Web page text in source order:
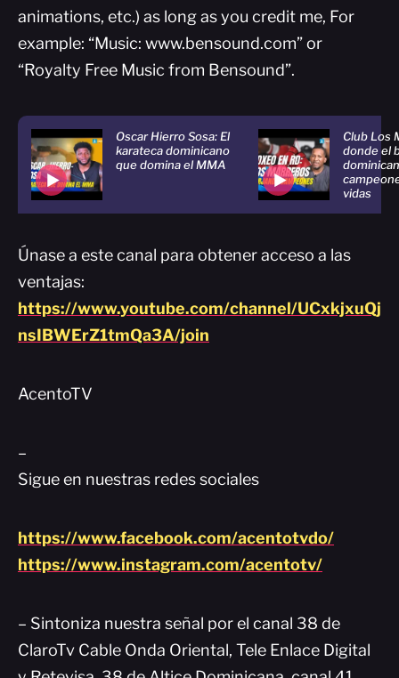
animations, etc.) as long as you credit me, For
example: “Music: www.bensound.com” or
“Royalty Free Music from Bensound”.
Oscar Hierro Sosa: El
karateca dominicano
que domina el MMA
Club Los
donde el
vidas
Únase a este canal para obtener acceso a las
ventajas:
https://www.youtube.com/channel/UCxkjxuQj
nsIBWErZ1tmQa3A/join
AcentoTV
–
Sigue en nuestras redes sociales
https://www.facebook.com/acentotvdo/
https://www.instagram.com/acentotv/
– Sintoniza nuestra señal por el canal 38 de
ClaroTv Cable Onda Oriental, Tele Enlace Digital